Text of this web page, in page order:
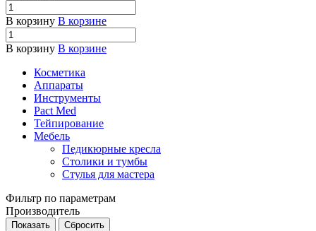
В корзину В корзине
В корзину В корзине
Косметика
Аппараты
Инструменты
Pact Med
Тейпирование
Мебель
Педикюрные кресла
Столики и тумбы
Стулья для мастера
Фильтр по параметрам
Производитель
Сбросить